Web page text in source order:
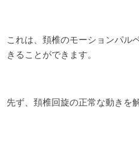
これは、頚椎のモーションパル
きることができます。
先ず、頚椎回旋の正常な動きを